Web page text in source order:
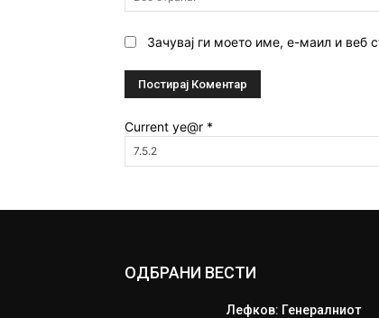
Зачувај ги моето име, е-маил и веб
Current ye@r *
ОДБРАНИ ВЕСТИ
Лефков: Генералниот